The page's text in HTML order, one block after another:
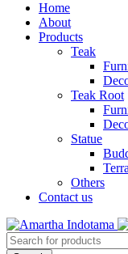
Home
About
Products
Teak
Teak Root
Statue
Others
Contact us